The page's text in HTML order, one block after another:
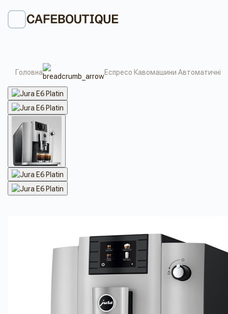
Головна Еспресо Кавомашини Автоматичні